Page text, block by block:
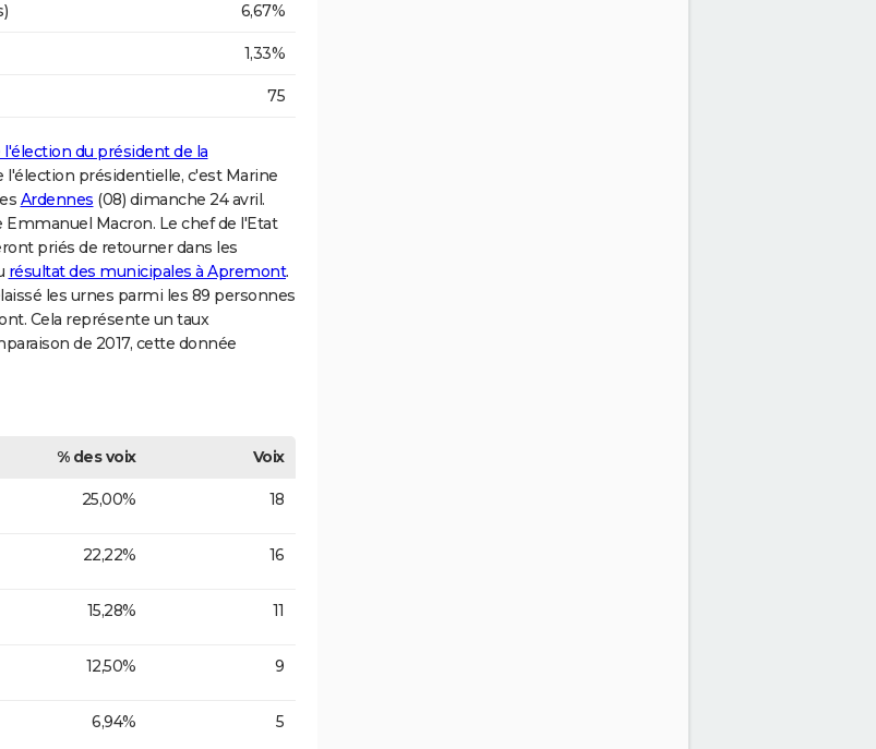
6,67%
1,33%
75
l'élection du président de la
l'élection présidentielle, c'est Marine
Ardennes (08) dimanche 24 avril.
Emmanuel Macron. Le chef de l'Etat
priés de retourner dans les
résultat des municipales à Apremont.
les urnes parmi les 89 personnes
Cela représente un taux
de 2017, cette donnée
% des voix
Voix
25,00% 18
22,22% 16
15,28% 11
12,50% 9
6,94% 5